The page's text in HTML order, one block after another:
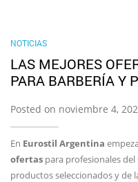
NOTICIAS
LAS MEJORES
PARA BARBERÍA Y
Posted on noviembre 4,
En Eurostil Argentina
ofertas para profesionales del
productos seleccionados y de